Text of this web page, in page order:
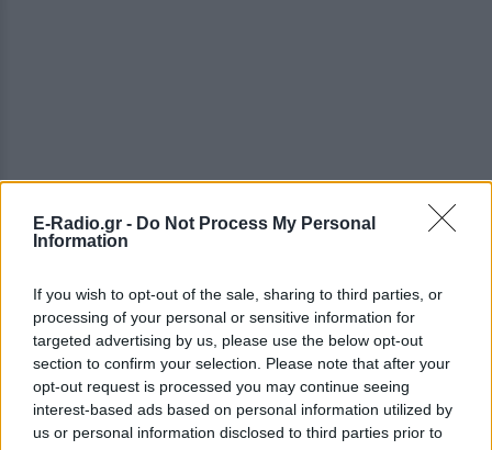
E-Radio.gr - Do Not Process My Personal
Information
If you wish to opt-out of the sale, sharing to third parties, or
processing of your personal or sensitive information for
targeted advertising by us, please use the below opt-out
section to confirm your selection. Please note that after your
opt-out request is processed you may continue seeing
interest-based ads based on personal information utilized by
us or personal information disclosed to third parties prior to
ΣΤΗΝ ΙΔΙΑ ΚΑΤΗΓΟΡΙΑ
Γιατί τα κομπλιμέντα σε
φέρνουν σε δύσκολη θέση (και
τι λέει η ψυχολογία)